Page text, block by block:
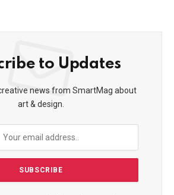
to Updates
news from SmartMag about
art & design.